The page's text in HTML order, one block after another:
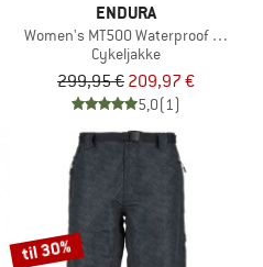
ENDURA
Women's MT500 Waterproof Jacket
Cykeljakke
299,95 € 209,97 €
5,0(1)
til 30%